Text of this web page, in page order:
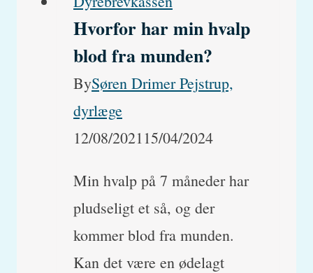
Hvorfor har min hvalp
blod fra munden?
BySøren Drimer Pejstrup,
dyrlæge
12/08/2021 15/04/2024
Min hvalp på 7 måneder har
pludseligt et så, og der
kommer blod fra munden.
Kan det være en ødelagt